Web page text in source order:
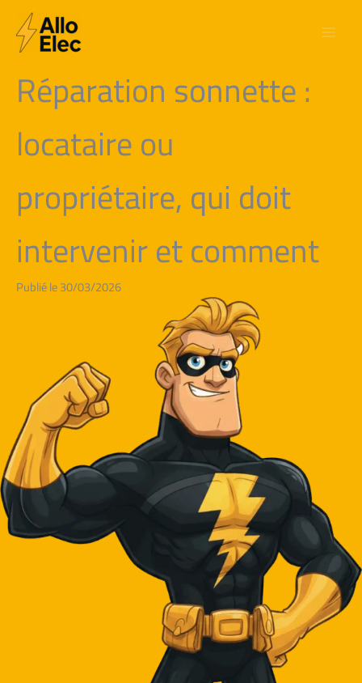
contenu
Réparation sonnette :
locataire ou
propriétaire, qui doit
intervenir et comment
Publié le 30/03/2026